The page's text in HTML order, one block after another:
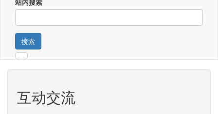
站内搜索
搜索
互动交流